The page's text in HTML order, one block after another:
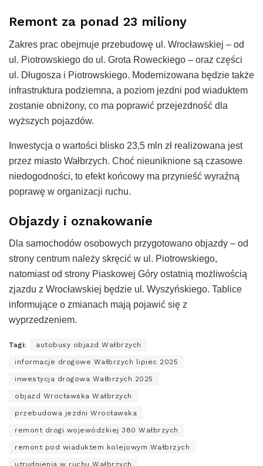
Remont za ponad 23 miliony
Zakres prac obejmuje przebudowę ul. Wrocławskiej – od
ul. Piotrowskiego do ul. Grota Roweckiego – oraz części
ul. Długosza i Piotrowskiego. Modernizowana będzie także
infrastruktura podziemna, a poziom jezdni pod wiaduktem
zostanie obniżony, co ma poprawić przejezdność dla
wyższych pojazdów.
Inwestycja o wartości blisko 23,5 mln zł realizowana jest
przez miasto Wałbrzych. Choć nieuniknione są czasowe
niedogodności, to efekt końcowy ma przynieść wyraźną
poprawę w organizacji ruchu.
Objazdy i oznakowanie
Dla samochodów osobowych przygotowano objazdy – od
strony centrum należy skręcić w ul. Piotrowskiego,
natomiast od strony Piaskowej Góry ostatnią możliwością
zjazdu z Wrocławskiej będzie ul. Wyszyńskiego. Tablice
informujące o zmianach mają pojawić się z
wyprzedzeniem.
Tagi: autobusy objazd Wałbrzych
informacje drogowe Wałbrzych lipiec 2025
inwestycja drogowa Wałbrzych 2025
objazd Wrocławska Wałbrzych
przebudowa jezdni Wrocławska
remont drogi wojewódzkiej 380 Wałbrzych
remont pod wiaduktem kolejowym Wałbrzych